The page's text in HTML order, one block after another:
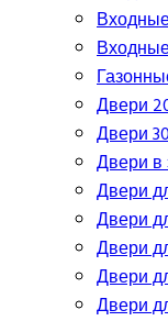
Двери
Двери
Двери в
Двери
Двери
Двери
Двери
Двери